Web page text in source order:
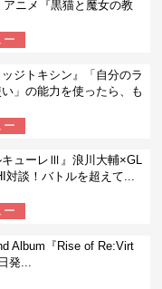
アニメ『黒猫と魔女の教
ー
ジトキシン』「自分のラ
」の能力を使ったら、も
ー
キューレⅢ』浪川大輔×GL
対談！バトルを超えて...
ー
Album『Rise of Re:Virt
発...